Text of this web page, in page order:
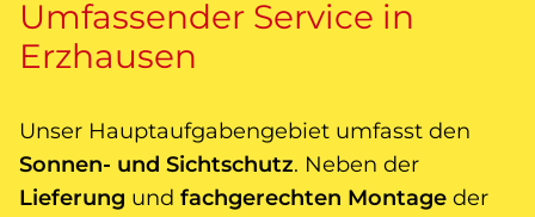
Umfassender Service in
Erzhausen
Unser Hauptaufgabengebiet umfasst den
Sonnen- und Sichtschutz. Neben der
Lieferung und fachgerechten Montage der